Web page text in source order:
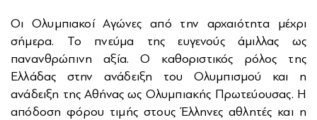
Οι Ολυμπιακοί Αγώνες από την αρχαιότητα μέχρι
σήμερα. Το πνεύμα της ευγενούς άμιλλας ως
πανανθρώπινη αξία. Ο καθοριστικός ρόλος της
Ελλάδας στην ανάδειξη του Ολυμπισμού και η
ανάδειξη της Αθήνας ως Ολυμπιακής Πρωτεύουσας. Η
απόδοση φόρου τιμής στους Έλληνες αθλητές και η